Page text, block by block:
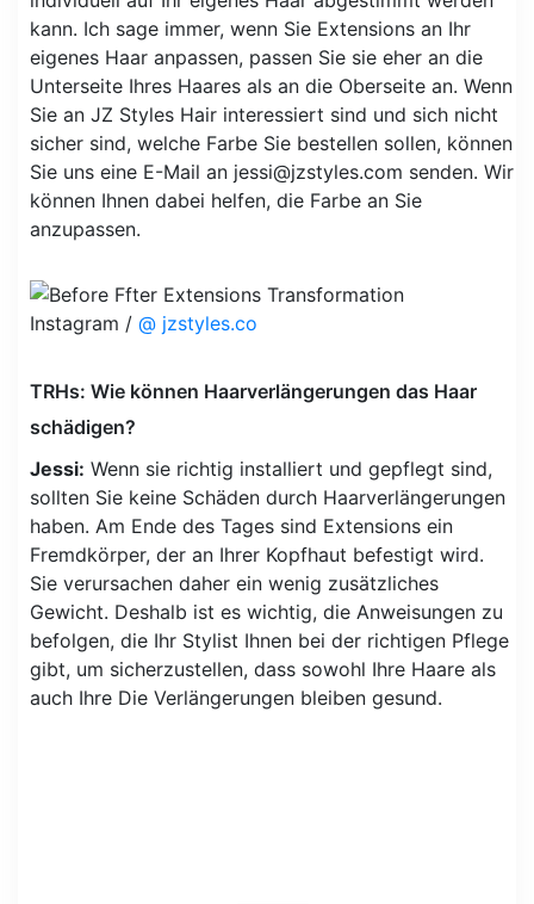
kann. Ich sage immer, wenn Sie Extensions an Ihr
eigenes Haar anpassen, passen Sie sie eher an die
Unterseite Ihres Haares als an die Oberseite an. Wenn
Sie an JZ Styles Hair interessiert sind und sich nicht
sicher sind, welche Farbe Sie bestellen sollen, können
Sie uns eine E-Mail an jessi@jzstyles.com senden. Wir
können Ihnen dabei helfen, die Farbe an Sie
anzupassen.
Instagram / @ jzstyles.co
TRHs: Wie können Haarverlängerungen das Haar
schädigen?
Jessi: Wenn sie richtig installiert und gepflegt sind,
sollten Sie keine Schäden durch Haarverlängerungen
haben. Am Ende des Tages sind Extensions ein
Fremdkörper, der an Ihrer Kopfhaut befestigt wird.
Sie verursachen daher ein wenig zusätzliches
Gewicht. Deshalb ist es wichtig, die Anweisungen zu
befolgen, die Ihr Stylist Ihnen bei der richtigen Pflege
gibt, um sicherzustellen, dass sowohl Ihre Haare als
auch Ihre Die Verlängerungen bleiben gesund.